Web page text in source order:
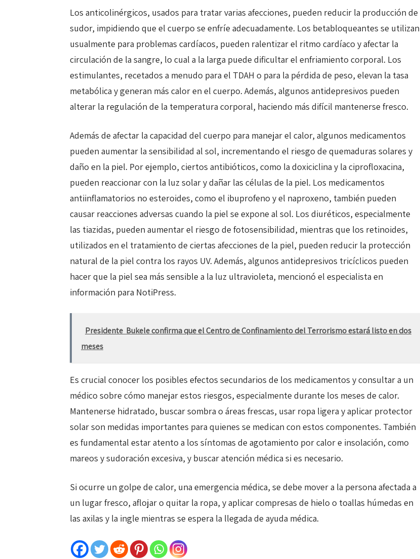
Los anticolinérgicos, usados para tratar varias afecciones, pueden reducir la producción de
sudor, impidiendo que el cuerpo se enfríe adecuadamente. Los betabloqueantes se utilizan
usualmente para problemas cardíacos, pueden ralentizar el ritmo cardíaco y afectar la
circulación de la sangre, lo cual a la larga puede dificultar el enfriamiento corporal. Los
estimulantes, recetados a menudo para el TDAH o para la pérdida de peso, elevan la tasa
metabólica y generan más calor en el cuerpo. Además, algunos antidepresivos pueden
alterar la regulación de la temperatura corporal, haciendo más difícil mantenerse fresco.
Además de afectar la capacidad del cuerpo para manejar el calor, algunos medicamentos
pueden aumentar la sensibilidad al sol, incrementando el riesgo de quemaduras solares y
daño en la piel. Por ejemplo, ciertos antibióticos, como la doxiciclina y la ciprofloxacina,
pueden reaccionar con la luz solar y dañar las células de la piel. Los medicamentos
antiinflamatorios no esteroides, como el ibuprofeno y el naproxeno, también pueden
causar reacciones adversas cuando la piel se expone al sol. Los diuréticos, especialmente
las tiazidas, pueden aumentar el riesgo de fotosensibilidad, mientras que los retinoides,
utilizados en el tratamiento de ciertas afecciones de la piel, pueden reducir la protección
natural de la piel contra los rayos UV. Además, algunos antidepresivos tricíclicos pueden
hacer que la piel sea más sensible a la luz ultravioleta, mencionó el especialista en
información para NotiPress.
Presidente Bukele confirma que el Centro de Confinamiento del Terrorismo estará listo en dos
meses
Es crucial conocer los posibles efectos secundarios de los medicamentos y consultar a un
médico sobre cómo manejar estos riesgos, especialmente durante los meses de calor.
Mantenerse hidratado, buscar sombra o áreas frescas, usar ropa ligera y aplicar protector
solar son medidas importantes para quienes se medican con estos componentes. También
es fundamental estar atento a los síntomas de agotamiento por calor e insolación, como
mareos y sudoración excesiva, y buscar atención médica si es necesario.
Si ocurre un golpe de calor, una emergencia médica, se debe mover a la persona afectada a
un lugar fresco, aflojar o quitar la ropa, y aplicar compresas de hielo o toallas húmedas en
las axilas y la ingle mientras se espera la llegada de ayuda médica.